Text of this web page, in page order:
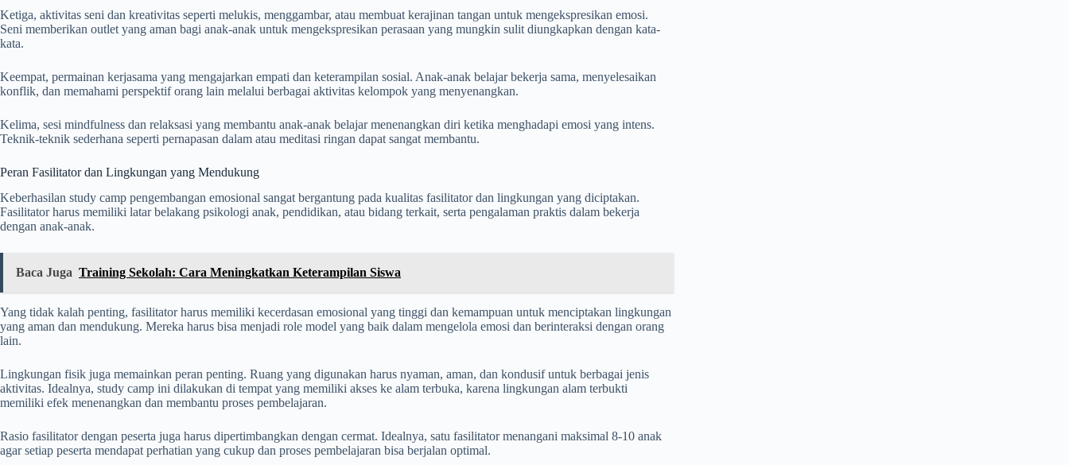
Ketiga, aktivitas seni dan kreativitas seperti melukis, menggambar, atau membuat kerajinan tangan untuk mengekspresikan emosi.
Seni memberikan outlet yang aman bagi anak-anak untuk mengekspresikan perasaan yang mungkin sulit diungkapkan dengan kata-
kata.
Keempat, permainan kerjasama yang mengajarkan empati dan keterampilan sosial. Anak-anak belajar bekerja sama, menyelesaikan
konflik, dan memahami perspektif orang lain melalui berbagai aktivitas kelompok yang menyenangkan.
Kelima, sesi mindfulness dan relaksasi yang membantu anak-anak belajar menenangkan diri ketika menghadapi emosi yang intens.
Teknik-teknik sederhana seperti pernapasan dalam atau meditasi ringan dapat sangat membantu.
Peran Fasilitator dan Lingkungan yang Mendukung
Keberhasilan study camp pengembangan emosional sangat bergantung pada kualitas fasilitator dan lingkungan yang diciptakan.
Fasilitator harus memiliki latar belakang psikologi anak, pendidikan, atau bidang terkait, serta pengalaman praktis dalam bekerja
dengan anak-anak.
Baca Juga Training Sekolah: Cara Meningkatkan Keterampilan Siswa
Yang tidak kalah penting, fasilitator harus memiliki kecerdasan emosional yang tinggi dan kemampuan untuk menciptakan lingkungan
yang aman dan mendukung. Mereka harus bisa menjadi role model yang baik dalam mengelola emosi dan berinteraksi dengan orang
lain.
Lingkungan fisik juga memainkan peran penting. Ruang yang digunakan harus nyaman, aman, dan kondusif untuk berbagai jenis
aktivitas. Idealnya, study camp ini dilakukan di tempat yang memiliki akses ke alam terbuka, karena lingkungan alam terbukti
memiliki efek menenangkan dan membantu proses pembelajaran.
Rasio fasilitator dengan peserta juga harus dipertimbangkan dengan cermat. Idealnya, satu fasilitator menangani maksimal 8-10 anak
agar setiap peserta mendapat perhatian yang cukup dan proses pembelajaran bisa berjalan optimal.